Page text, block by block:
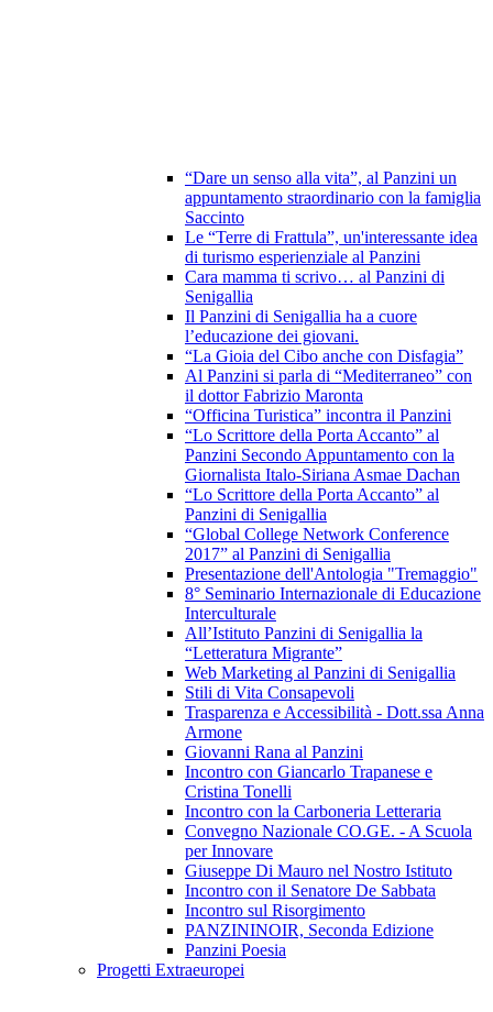
“Dare un senso alla vita”, al Panzini un
appuntamento straordinario con la famiglia
Saccinto
Le “Terre di Frattula”, un'interessante idea
di turismo esperienziale al Panzini
Cara mamma ti scrivo… al Panzini di
Senigallia
Il Panzini di Senigallia ha a cuore
l’educazione dei giovani.
“La Gioia del Cibo anche con Disfagia”
Al Panzini si parla di “Mediterraneo” con
il dottor Fabrizio Maronta
“Officina Turistica” incontra il Panzini
“Lo Scrittore della Porta Accanto” al
Panzini Secondo Appuntamento con la
Giornalista Italo-Siriana Asmae Dachan
“Lo Scrittore della Porta Accanto” al
Panzini di Senigallia
“Global College Network Conference
2017” al Panzini di Senigallia
Presentazione dell'Antologia "Tremaggio"
8° Seminario Internazionale di Educazione
Interculturale
All’Istituto Panzini di Senigallia la
“Letteratura Migrante”
Web Marketing al Panzini di Senigallia
Stili di Vita Consapevoli
Trasparenza e Accessibilità - Dott.ssa Anna
Armone
Giovanni Rana al Panzini
Incontro con Giancarlo Trapanese e
Cristina Tonelli
Incontro con la Carboneria Letteraria
Convegno Nazionale CO.GE. - A Scuola
per Innovare
Giuseppe Di Mauro nel Nostro Istituto
Incontro con il Senatore De Sabbata
Incontro sul Risorgimento
PANZININOIR, Seconda Edizione
Panzini Poesia
Progetti Extraeuropei